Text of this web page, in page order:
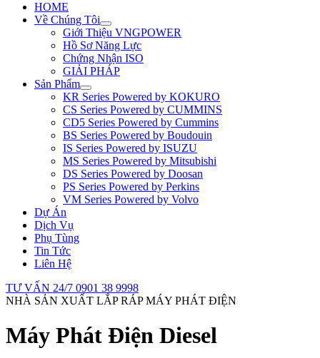
HOME
Về Chúng Tôi
Giới Thiệu VNGPOWER
Hồ Sơ Năng Lực
Chứng Nhận ISO
GIẢI PHÁP
Sản Phẩm
KR Series Powered by KOKURO
CS Series Powered by CUMMINS
CD5 Series Powered by Cummins
BS Series Powered by Boudouin
IS Series Powered by ISUZU
MS Series Powered by Mitsubishi
DS Series Powered by Doosan
PS Series Powered by Perkins
VM Series Powered by Volvo
Dự Án
Dịch Vụ
Phụ Tùng
Tin Tức
Liên Hệ
TƯ VẤN 24/7 0901 38 9998
NHÀ SẢN XUẤT LẮP RÁP MÁY PHÁT ĐIỆN
Máy Phát Điện Diesel